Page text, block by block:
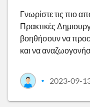
Γνωρίστε τις πιο
Πρακτικές
βοηθήσουν να
και να
• 2023-09-